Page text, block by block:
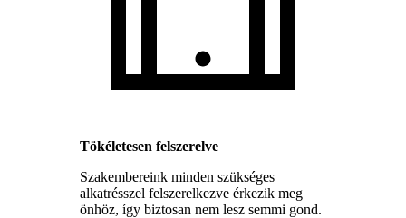
Tökéletesen felszerelve
Szakembereink minden szükséges
alkatrésszel felszerelkezve érkezik meg
önhöz, így biztosan nem lesz semmi gond.